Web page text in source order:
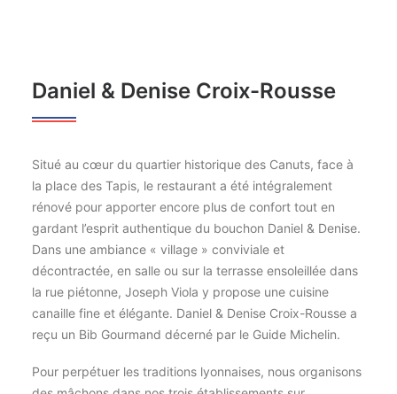
Daniel & Denise Croix-Rousse
Situé au cœur du quartier historique des Canuts, face à
la place des Tapis, le restaurant a été intégralement
rénové pour apporter encore plus de confort tout en
gardant l’esprit authentique du bouchon Daniel & Denise.
Dans une ambiance « village » conviviale et
décontractée, en salle ou sur la terrasse ensoleillée dans
la rue piétonne, Joseph Viola y propose une cuisine
canaille fine et élégante. Daniel & Denise Croix-Rousse a
reçu un Bib Gourmand décerné par le Guide Michelin.
Pour perpétuer les traditions lyonnaises, nous organisons